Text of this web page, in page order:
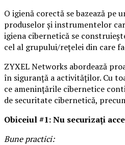
O igienă corectă se bazează
produselor și instrumentelor
igiena cibernetică se
cel al grupului/rețelei din care
ZYXEL Networks abordează
în siguranță a activităților. Cu
ce amenințările cibernetice
de securitate cibernetică,
Obiceiul #1: Nu securizați
Bune practici: